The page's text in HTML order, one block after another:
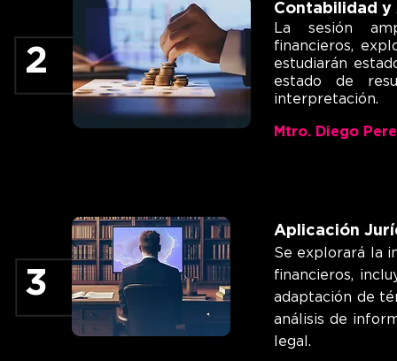
Contabilidad y
La sesión
financieros,
estudiarán
estado de
interpretación.
2
Mtro. Diego
Aplicación
Se explorará la
financieros,
adaptación de
análisis de
legal.
3